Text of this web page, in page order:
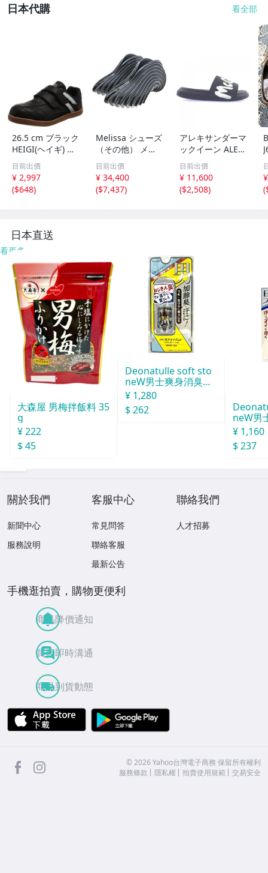
日本代購 看全部
26.5 cm ブラック
HEIGI(ヘイギ) メ
ンズ セーフティ
ーシューズ マジ
ック 先芯入り ス
ニーカー 作業靴
目前出價
¥ 2,997
($648)
Melissa シューズ
（その他） メン
ズ メリッサ 中
古 古着
目前出價
¥ 34,400
($7,437)
アレキサンダーマ
ックイーン ALEX
ANDER McQUEE
N 682490 サンダ
ル
目前出價
¥ 11,600
($2,508)
(
日本直送
看更多
大森屋 男梅拌飯料 35
g
¥ 222
$ 45
Deonatulle soft sto
neW男士爽身消臭止
汗石 中世紀 20g
¥ 1,280
$ 262
neW男
消臭石
¥ 1,160
$ 237
關於我們
新聞中心
服務說明
客服中心
常見問答
聯絡客服
最新公告
聯絡我們
人才招募
手機逛拍賣，購物更便利
商品降價通知
買賣即時溝通
商品到貨動態
APP Store
facebook ©2026 Yahoo台灣電子商務 保留所有權利
服務條款
隱私權 拍賣使用規範 交易安全